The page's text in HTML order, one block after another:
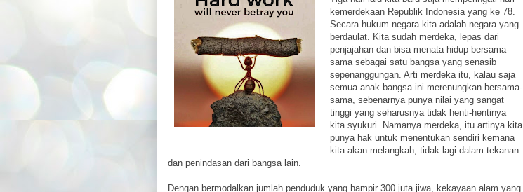
kemerdekaan Republik Indonesia yang ke 78.
Secara hukum negara kita adalah negara yang
berdaulat. Kita sudah merdeka, lepas dari
penjajahan dan bisa menata hidup bersama-
sama sebagai satu bangsa yang senasib
sepenanggungan. Arti merdeka itu, kalau saja
semua anak bangsa ini merenungkan bersama-
sama, sebenarnya punya nilai yang sangat
tinggi yang seharusnya tidak henti-hentinya
kita syukuri. Namanya merdeka, itu artinya kita
punya hak untuk menentukan sendiri kemana
kita akan melangkah, tidak lagi dalam tekanan
dan penindasan dari bangsa lain.
Dengan bermodalkan jumlah penduduk yang hampir 300 juta jiwa, kekayaan alam yang